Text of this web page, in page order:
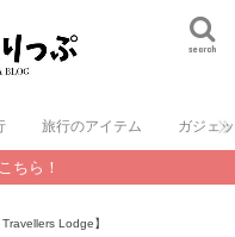
search
旅行のアイテム ガジェ
ちら！
Lodge】